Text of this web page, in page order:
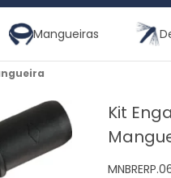
Mangueiras
Kit